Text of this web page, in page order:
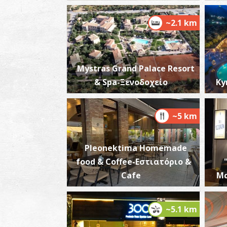
~2.1 km
Mystras Grand Palace Resort
& Spa-Ξενοδοχείο
~5 km
Pleonektima Homemade
food & Coffee-Εστιατόριο &
Cafe
~5.1 km